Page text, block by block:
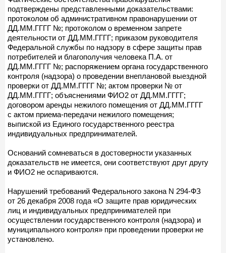
подтверждены представленными доказательствами:
протоколом об административном правонарушении от
ДД.ММ.ГГГГ №; протоколом о временном запрете
деятельности от ДД.ММ.ГГГГ; приказом руководителя
Федеральной службы по надзору в сфере защиты прав
потребителей и благополучия человека П.А. от
ДД.ММ.ГГГГ №; распоряжением органа государственного
контроля (надзора) о проведении внеплановой выездной
проверки от ДД.ММ.ГГГГ №; актом проверки № от
ДД.ММ.ГГГГ; объяснениями ФИО2 от ДД.ММ.ГГГГ;
договором аренды нежилого помещения от ДД.ММ.ГГГГ
с актом приема-передачи нежилого помещения;
выпиской из Единого государственного реестра
индивидуальных предпринимателей.
Оснований сомневаться в достоверности указанных
доказательств не имеется, они соответствуют друг другу
и ФИО2 не оспариваются.
Нарушений требований Федерального закона N 294-ФЗ
от 26 декабря 2008 года «О защите прав юридических
лиц и индивидуальных предпринимателей при
осуществлении государственного контроля (надзора) и
муниципального контроля» при проведении проверки не
установлено.